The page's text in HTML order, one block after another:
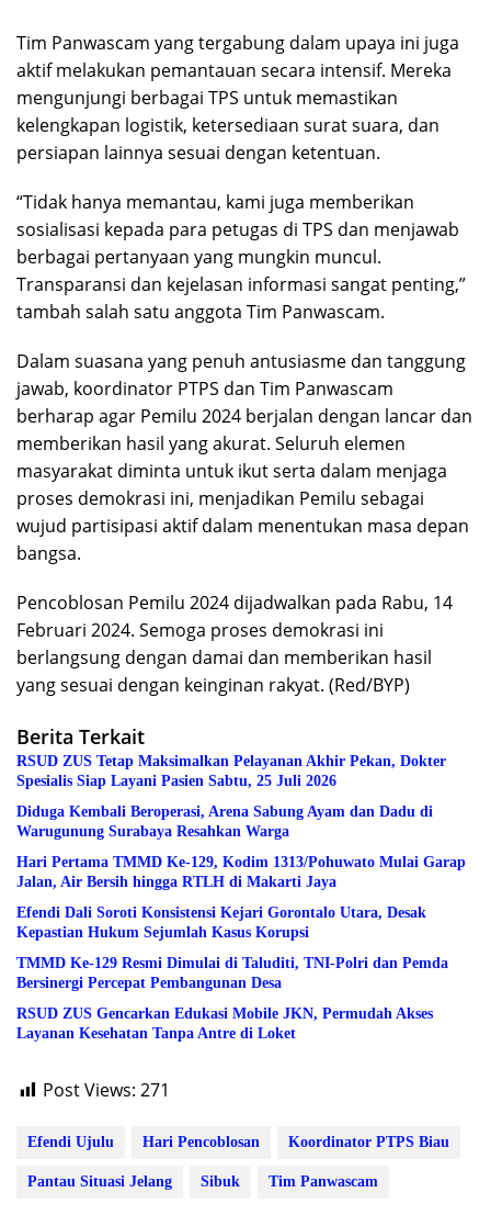
Tim Panwascam yang tergabung dalam upaya ini juga
aktif melakukan pemantauan secara intensif. Mereka
mengunjungi berbagai TPS untuk memastikan
kelengkapan logistik, ketersediaan surat suara, dan
persiapan lainnya sesuai dengan ketentuan.
“Tidak hanya memantau, kami juga memberikan
sosialisasi kepada para petugas di TPS dan menjawab
berbagai pertanyaan yang mungkin muncul.
Transparansi dan kejelasan informasi sangat penting,”
tambah salah satu anggota Tim Panwascam.
Dalam suasana yang penuh antusiasme dan tanggung
jawab, koordinator PTPS dan Tim Panwascam
berharap agar Pemilu 2024 berjalan dengan lancar dan
memberikan hasil yang akurat. Seluruh elemen
masyarakat diminta untuk ikut serta dalam menjaga
proses demokrasi ini, menjadikan Pemilu sebagai
wujud partisipasi aktif dalam menentukan masa depan
bangsa.
Pencoblosan Pemilu 2024 dijadwalkan pada Rabu, 14
Februari 2024. Semoga proses demokrasi ini
berlangsung dengan damai dan memberikan hasil
yang sesuai dengan keinginan rakyat. (Red/BYP)
Berita Terkait
RSUD ZUS Tetap Maksimalkan Pelayanan Akhir Pekan, Dokter
Spesialis Siap Layani Pasien Sabtu, 25 Juli 2026
Diduga Kembali Beroperasi, Arena Sabung Ayam dan Dadu di
Warugunung Surabaya Resahkan Warga
Hari Pertama TMMD Ke-129, Kodim 1313/Pohuwato Mulai Garap
Jalan, Air Bersih hingga RTLH di Makarti Jaya
Efendi Dali Soroti Konsistensi Kejari Gorontalo Utara, Desak
Kepastian Hukum Sejumlah Kasus Korupsi
TMMD Ke-129 Resmi Dimulai di Taluditi, TNI-Polri dan Pemda
Bersinergi Percepat Pembangunan Desa
RSUD ZUS Gencarkan Edukasi Mobile JKN, Permudah Akses
Layanan Kesehatan Tanpa Antre di Loket
Post Views: 271
Efendi Ujulu Hari Pencoblosan Koordinator PTPS Biau
Pantau Situasi Jelang Sibuk Tim Panwascam